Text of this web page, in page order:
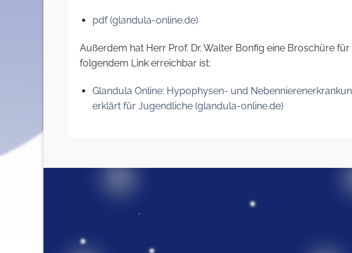
pdf (glandula-online.de)
Außerdem hat Herr Prof. Dr. Walter Bonfig eine Broschüre
folgendem Link erreichbar ist:
Glandula Online: Hypophysen- und
erklärt für Jugendliche (glandula-online.de)